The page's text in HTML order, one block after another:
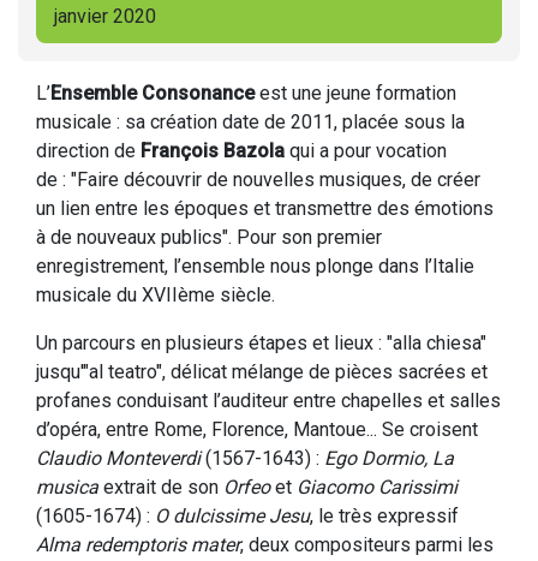
janvier 2020
L’Ensemble Consonanceest une jeune formation
musicale : sa création date de 2011, placée sous la
direction de François Bazola qui a pour vocation
de : "Faire découvrir de nouvelles musiques, de créer
un lien entre les époques et transmettre des émotions
à de nouveaux publics". Pour son premier
enregistrement, l’ensemble nous plonge dans l’Italie
musicale du XVIIème siècle.
Un parcours en plusieurs étapes et lieux : "alla chiesa"
jusqu'"al teatro", délicat mélange de pièces sacrées et
profanes conduisant l’auditeur entre chapelles et salles
d’opéra, entre Rome, Florence, Mantoue... Se croisent
Claudio Monteverdi(1567-1643) : Ego Dormio, La
musica extrait de son Orfeoet Giacomo Carissimi
(1605-1674) : O dulcissime Jesu, le très expressif
Alma redemptoris mater, deux compositeurs parmi les